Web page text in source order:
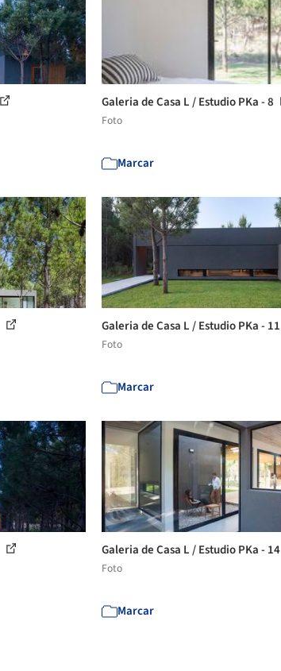
Galeria de Casa L / Estudio PKa - 8
Foto
Marcar
Galeria de Casa L / Estudio PKa - 11
Foto
Marcar
Galeria de Casa L / Estudio PKa - 14
Foto
Marcar